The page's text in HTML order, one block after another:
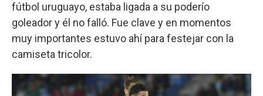
fútbol uruguayo, estaba ligada a su poderío
goleador y él no falló. Fue clave y en momentos
muy importantes estuvo ahí para festejar con la
camiseta tricolor.